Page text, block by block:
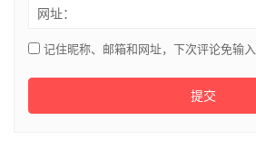
网址：
记住昵称、邮箱和网址，下次评论免输入
提交